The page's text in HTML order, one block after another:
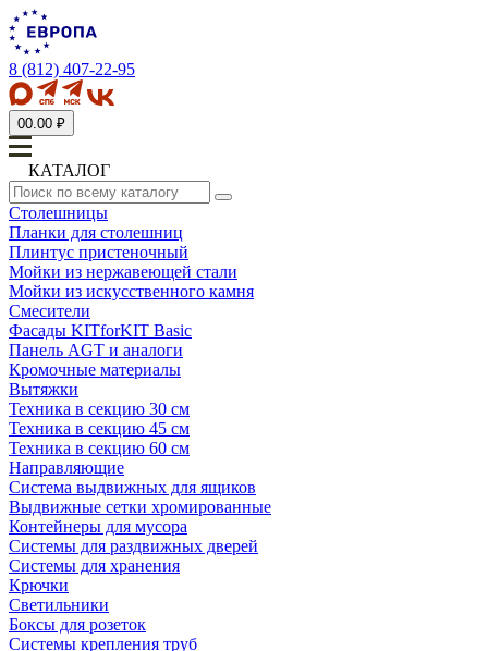
8 (812) 407-22-95
00.00 ₽
КАТАЛОГ
Столешницы
Планки для столешниц
Плинтус пристеночный
Мойки из нержавеющей стали
Мойки из искусственного камня
Смесители
Фасады KITforKIT Basic
Панель AGT и аналоги
Кромочные материалы
Вытяжки
Техника в секцию 30 см
Техника в секцию 45 см
Техника в секцию 60 см
Направляющие
Система выдвижных для ящиков
Выдвижные сетки хромированные
Контейнеры для мусора
Системы для раздвижных дверей
Системы для хранения
Крючки
Светильники
Боксы для розеток
Системы крепления труб